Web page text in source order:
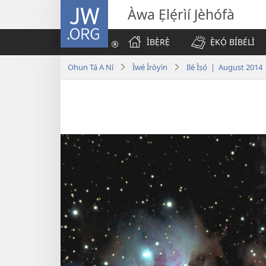
JW.ORG Àwa Ẹlẹ́rìí Jèhófà
ÌBẸ̀RẸ̀
Ẹ̀KỌ́ BÍBÉLÌ
Ohun Tá A Ní Ìwé Ìròyìn Ilé Ìṣọ́ | August 2014